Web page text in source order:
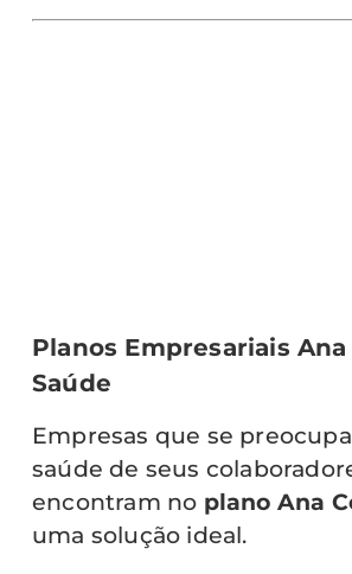
Planos Empresariais Ana
Saúde
Empresas que se
saúde de seus
encontram no plano Ana
uma solução ideal.